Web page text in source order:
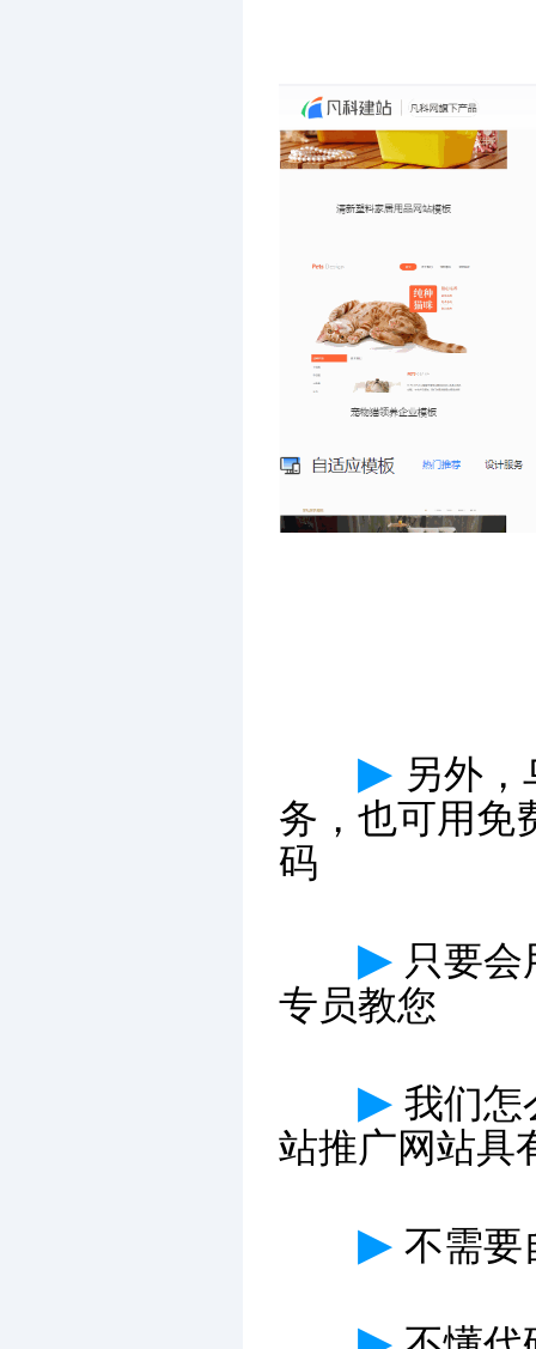
▶ 另外
务，也可用免
码
▶ 只要
专员教您
▶ 我们怎
站推广网站具
▶ 不需要